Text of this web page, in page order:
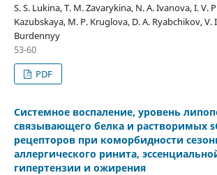
S. S. Lukina, T. M. Zavarykina, N. A. Ivanova, I. V.
Kazubskaya, M. P. Kruglova, D. A. Ryabchikov, V.
Burdennyy
53-60
PDF
Системное воспаление, уровень
связывающего белка и растворимых
рецепторов при коморбидности
аллергического ринита,
гипертензии и ожирения